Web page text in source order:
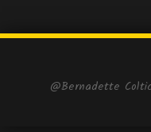
@Bernadette